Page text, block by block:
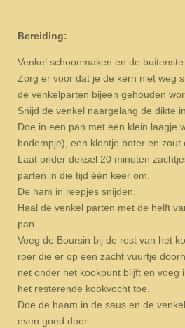
Bereiding:
Venkel schoonmaken en de
Zorg er voor dat je de kern niet weg
de venkelparten bijeen gehouden
Snijd de venkel naargelang de dikte
Doe in een pan met een klein laagje
bodempje), een klontje boter en zout
Laat onder deksel 20 minuten
parten in die tijd één keer om.
De ham in reepjes snijden.
Haal de venkel parten met de helft
pan.
Voeg de Boursin bij de rest van het
roer die er op een zacht vuurtje
net onder het kookpunt blijft en voeg
het resterende kookvocht toe.
Doe de haam in de saus en de
even goed door.